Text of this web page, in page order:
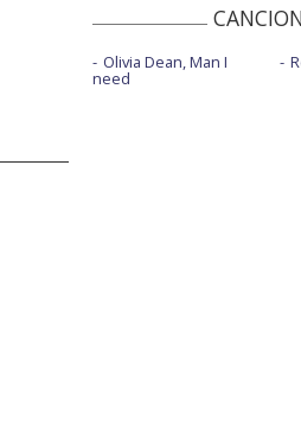
Olivia Dean, Man I
need